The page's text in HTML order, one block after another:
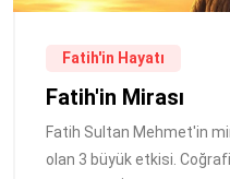
Fatih'in Hayatı
Fatih'in Mirası
Fatih Sultan Mehmet'in
olan 3 büyük etkisi.